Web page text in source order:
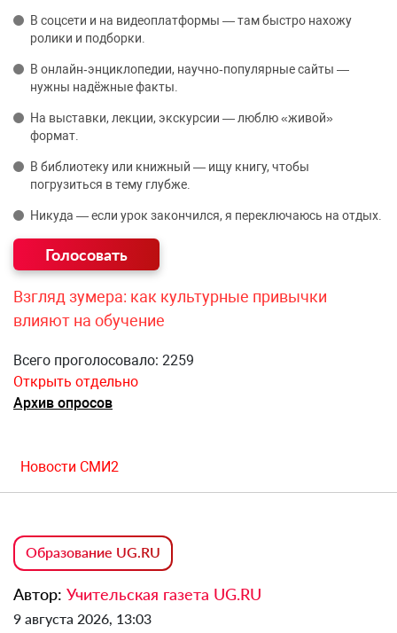
В соцсети и на видеоплатформы — там быстро нахожу
ролики и подборки.
В онлайн‑энциклопедии, научно‑популярные сайты —
нужны надёжные факты.
На выставки, лекции, экскурсии — люблю «живой»
формат.
В библиотеку или книжный — ищу книгу, чтобы
погрузиться в тему глубже.
Никуда — если урок закончился, я переключаюсь на отдых.
Взгляд зумера: как культурные привычки
влияют на обучение
Всего проголосовало: 2259
Открыть отдельно
Архив опросов
Новости СМИ2
Образование UG.RU
Автор: Учительская газета UG.RU
9 августа 2026, 13:03